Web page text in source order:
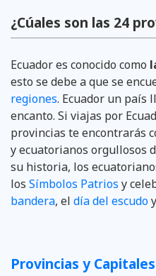
¿Cúales son las 24
Ecuador es conocido como
esto se debe a que se
regiones. Ecuador un país
encanto. Si viajas por
provincias te encontrarás
y ecuatorianos orgullosos
su historia, los
los Símbolos Patrios y
bandera, el día del escudo
Provincias y